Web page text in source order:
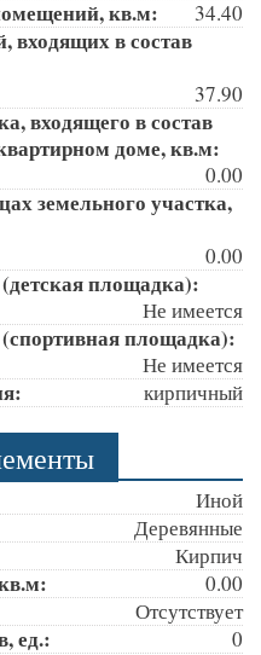
кв.м: 34.40
в состав
37.90
входящего в состав
доме, кв.м:
0.00
земельного участка,
0.00
площадка):
Не имеется
площадка):
Не имеется
кирпичный
Иной
Деревянные
Кирпич
0.00
Отсутствует
ед.: 0